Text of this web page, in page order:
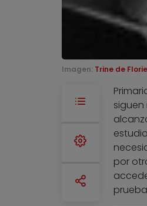
Imagen: Trine de Florie
por